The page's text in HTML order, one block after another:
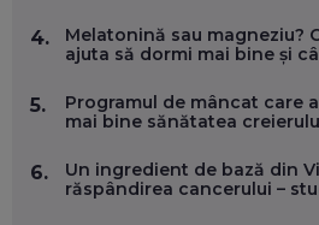
ANDREI AVĂDANEI, BIT
CARIERĂ DE „HACKER CU
EP. 56
DOINA VÎLCEANU,
4.
Melatonină sau magneziu?
ajuta să dormi mai bine și
5.
Programul de mâncat care
mai bine sănătatea
6.
Un ingredient de bază din
răspândirea cancerului –